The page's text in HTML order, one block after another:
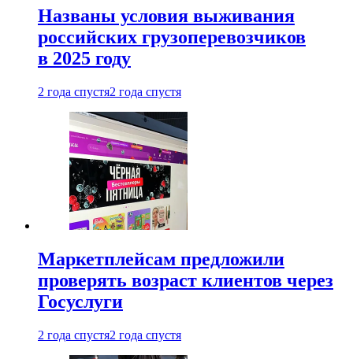
Названы условия выживания
российских грузоперевозчиков
в 2025 году
2 года спустя2 года спустя
Маркетплейсам предложили
проверять возраст клиентов через
Госуслуги
2 года спустя2 года спустя